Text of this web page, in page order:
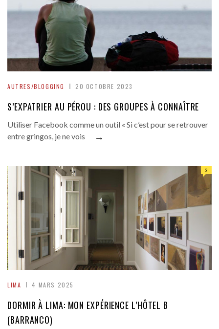
AUTRES/BLOGGING 20 OCTOBRE 2023
S’EXPATRIER AU PÉROU : DES GROUPES À CONNAÎTRE
Utiliser Facebook comme un outil « Si c’est pour se retrouver
entre gringos, je ne vois
→
LIMA 4 MARS 2025
3
DORMIR À LIMA: MON EXPÉRIENCE L’HÔTEL B
(BARRANCO)